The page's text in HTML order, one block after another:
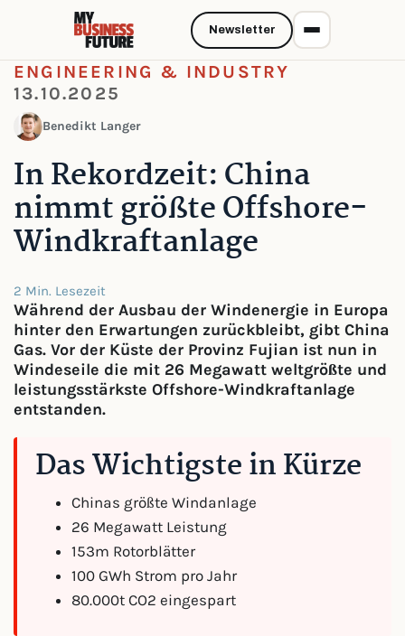
ENGINEERING & INDUSTRY
13.10.2025
Benedikt Langer
In Rekordzeit: China
nimmt größte Offshore-
Windkraftanlage
2 Min. Lesezeit
Während der Ausbau der Windenergie in Europa
hinter den Erwartungen zurückbleibt, gibt China
Gas. Vor der Küste der Provinz Fujian ist nun in
Windeseile die mit 26 Megawatt weltgrößte und
leistungsstärkste Offshore-Windkraftanlage
entstanden.
Das Wichtigste in Kürze
Chinas größte Windanlage
26 Megawatt Leistung
153m Rotorblätter
100 GWh Strom pro Jahr
80.000t CO2 eingespart
Newsletter